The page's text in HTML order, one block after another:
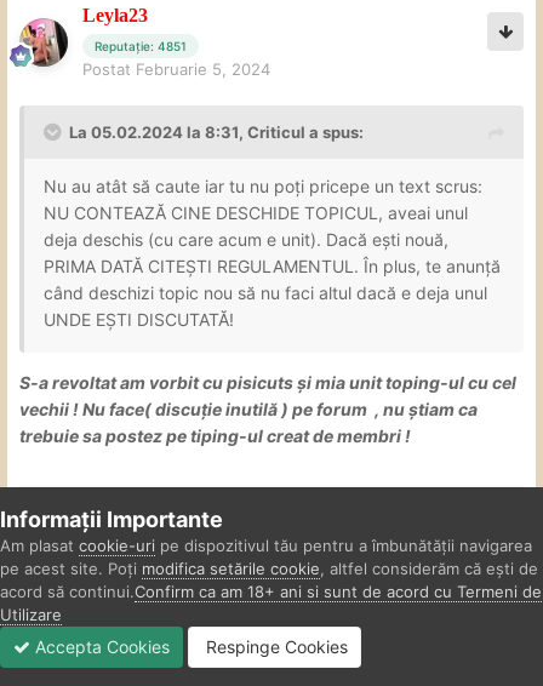
se anulează
Leyla23
Reputație: 4851
Postat Februarie 5, 2024
La 05.02.2024 la 8:31, Criticul a spus:
Nu au atât să caute iar tu nu poți pricepe un text scrus:
NU CONTEAZĂ CINE DESCHIDE TOPICUL, aveai unul
deja deschis (cu care acum e unit). Dacă ești nouă,
PRIMA DATĂ CITEȘTI REGULAMENTUL. În plus, te anunță
când deschizi topic nou să nu faci altul dacă e deja unul
UNDE EȘTI DISCUTATĂ!
S-a revoltat am vorbit cu pisicuts și mia unit toping-ul cu cel
vechii ! Nu face( discuție inutilă ) pe forum , nu știam ca
trebuie sa postez pe tiping-ul creat de membri !
🎀𝕃𝕖𝕪𝕝𝕒🎀 Sunt o fire sociabilă și atentă la dorințele tale
protejat❗️,Sex oral în funcție de igienă ,FK-50 lei în funcție de igiena
orală ,GFE,CIM- 50 lei, COF-100 lei, COB,69,Cunni/anni-pasiv, sex între
sâni, Facesitting, diferite poziții. 200 lei- 30 min/400 lei- 60 min. 150
lei/15 min ( Quick Stop) Nu accept persoane de ETNIE cu bile sau alte
accesorii, nici sub influența alcoolului.
Informații Importante
Am plasat cookie-uri pe dispozitivul tău pentru a îmbunătății navigarea
pe acest site. Poți modifica setările cookie , altfel considerăm că ești de
acord să continui.Confirm ca am 18+ ani si sunt de acord cu Termeni de
Utilizare
Accepta Cookies Respinge Cookies
Înregistrare